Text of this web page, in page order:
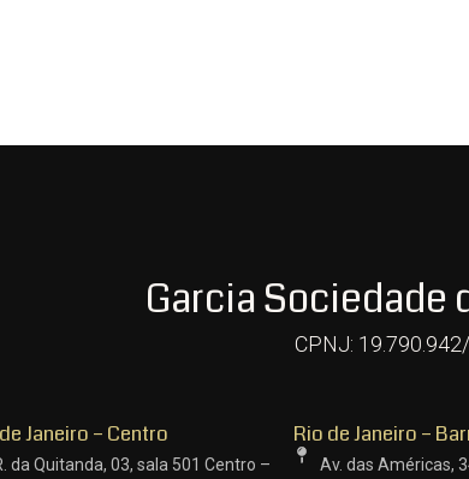
Garcia Sociedade
CPNJ:
Janeiro – Centro
da Quitanda, 03, sala 501 Centro –
Rio de Janeiro –
Av. das Américas,